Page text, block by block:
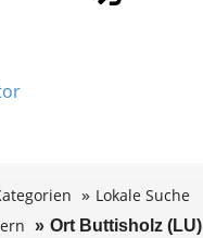
Lokale Suche
Ort Buttisholz (LU)